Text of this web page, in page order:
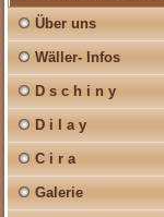
Über uns
Wäller- Infos
D s c h i n y
D i l a y
C i r a
Galerie